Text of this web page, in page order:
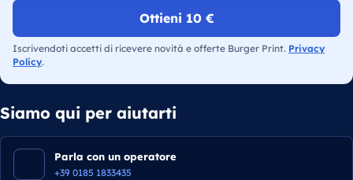
Ottieni 10 €
Iscrivendoti accetti di ricevere novità e offerte Burger Print. Privacy
Policy.
Siamo qui per aiutarti
Parla con un operatore
+39 0185 1833435